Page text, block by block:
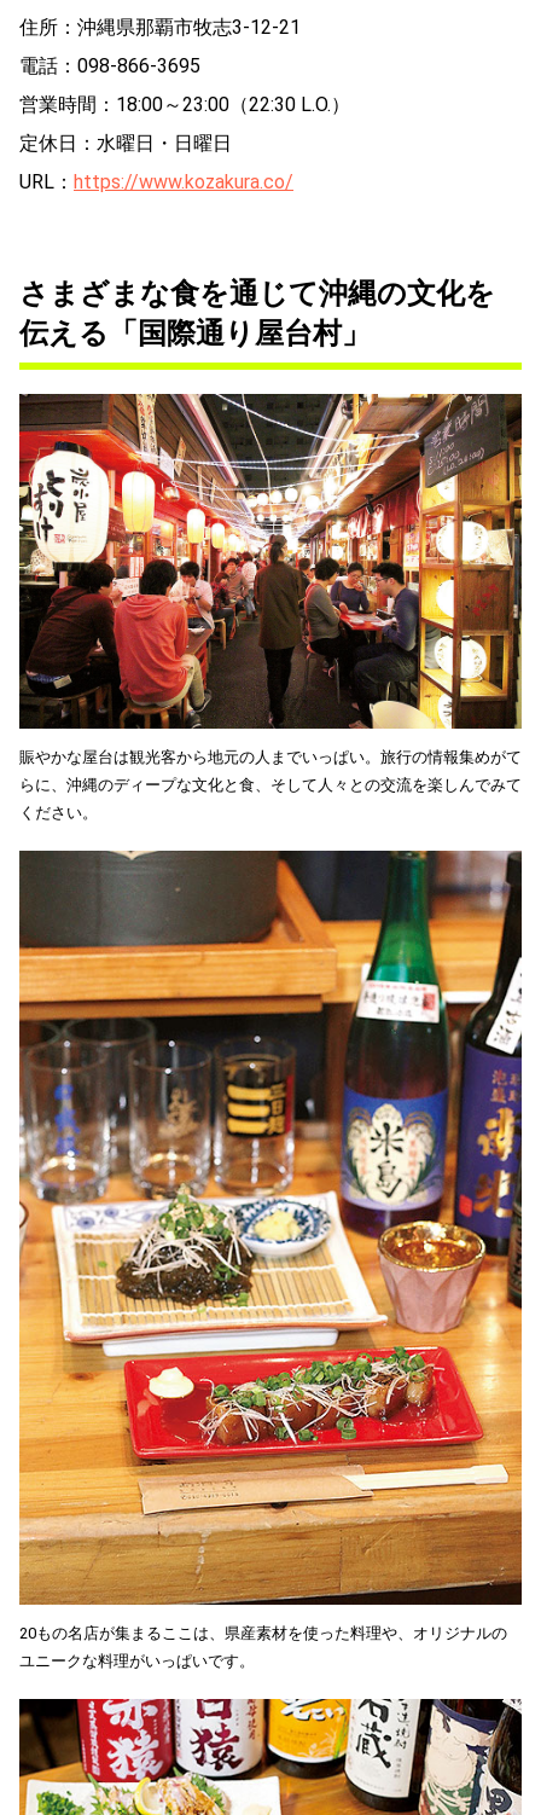
住所：沖縄県那覇市牧志3-12-21
電話：098-866-3695
営業時間：18:00～23:00（22:30 L.O.）
定休日：水曜日・日曜日
URL： https://www.kozakura.co/
さまざまな食を通じて沖縄の文化を
伝える「国際通り屋台村」
賑やかな屋台は観光客から地元の人までいっぱい。旅行の情報集めがて
らに、沖縄のディープな文化と食、そして人々との交流を楽しんでみて
ください。
20もの名店が集まるここは、県産素材を使った料理や、オリジナルの
ユニークな料理がいっぱいです。